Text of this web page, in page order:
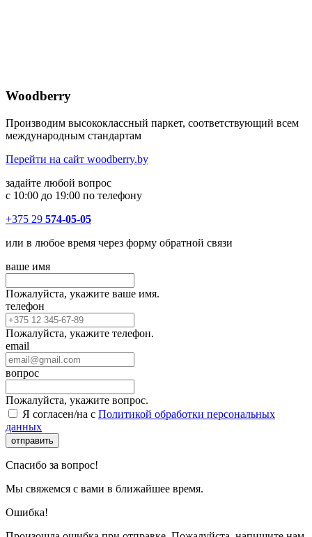
Woodberry
Производим высококлассный паркет, соответствующий всем
международным стандартам
Перейти на сайт woodberry.by
задайте любой вопрос
с 10:00 до 19:00 по телефону
+375 29 574-05-05
или в любое время через форму обратной связи
ваше имя
Пожалуйста, укажите ваше имя.
телефон
Пожалуйста, укажите телефон.
email
вопрос
Пожалуйста, укажите вопрос.
Я согласен/на с Политикой обработки персональных
данных
отправить
Спасибо за вопрос!
Мы свяжемся с вами в ближайшее время.
Ошибка!